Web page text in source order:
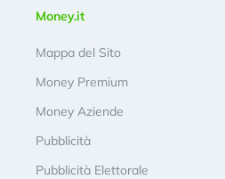
Money.it
Mappa del Sito
Money Premium
Money Aziende
Pubblicità
Pubblicità Elettorale